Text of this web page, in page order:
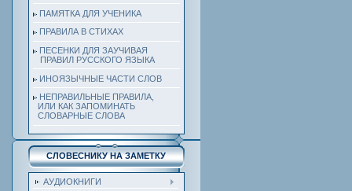
ПАМЯТКА ДЛЯ УЧЕНИКА
ПРАВИЛА В СТИХАХ
ПЕСЕНКИ ДЛЯ ЗАУЧИВАЯ
ПРАВИЛ РУССКОГО ЯЗЫКА
ИНОЯЗЫЧНЫЕ ЧАСТИ СЛОВ
НЕПРАВИЛЬНЫЕ ПРАВИЛА,
ИЛИ КАК ЗАПОМИНАТЬ
СЛОВАРНЫЕ СЛОВА
СЛОВЕСНИКУ НА ЗАМЕТКУ
АУДИОКНИГИ